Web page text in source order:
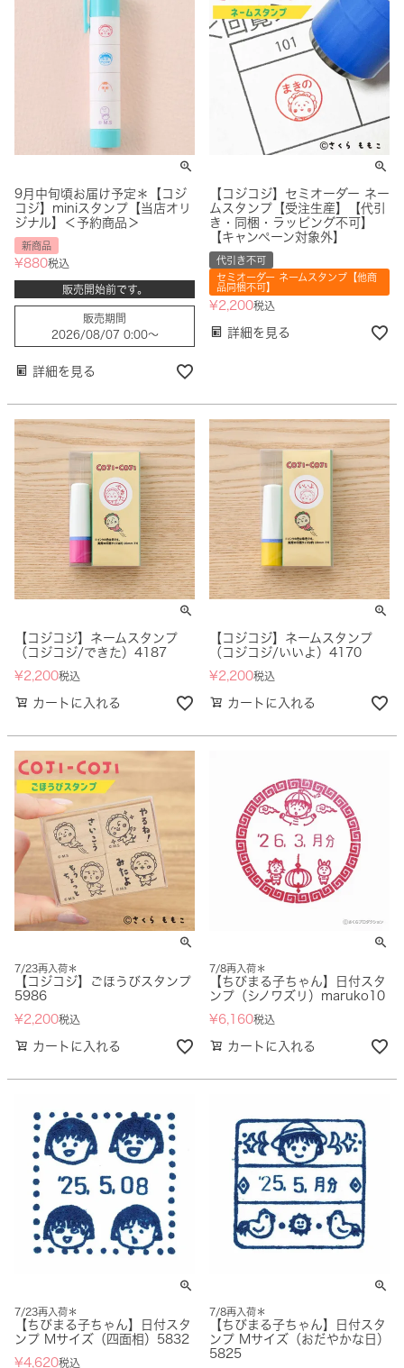
9月中旬頃お届け予定＊【コジ
コジ】miniスタンプ【当店オリ
ジナル】＜予約商品＞
新商品
¥880税込
販売開始前です。
販売期間
2026/08/07 0:00〜
詳細を見る
【コジコジ】セミオーダー ネー
ムスタンプ【受注生産】【代引
き・同梱・ラッピング不可】
【キャンペーン対象外】
代引き不可
セミオーダー ネームスタンプ【他商
品同梱不可】
¥2,200税込
詳細を見る
【コジコジ】ネームスタンプ
（コジコジ/できた）4187
¥2,200税込
カートに入れる
【コジコジ】ネームスタンプ
（コジコジ/いいよ）4170
¥2,200税込
カートに入れる
7/23再入荷＊
【コジコジ】ごほうびスタンプ
5986
¥2,200税込
カートに入れる
7/8再入荷＊
【ちびまる子ちゃん】日付スタ
ンプ（シノワズリ）maruko10
¥6,160税込
カートに入れる
7/23再入荷＊
【ちびまる子ちゃん】日付スタ
ンプ Mサイズ（四面相）5832
¥4,620税込
7/8再入荷＊
【ちびまる子ちゃん】日付スタ
ンプ Mサイズ（おだやかな日）
5825